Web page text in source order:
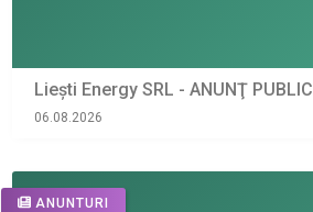
Liești Energy SRL - ANUNŢ PUBLIC
06.08.2026
ANUNTURI